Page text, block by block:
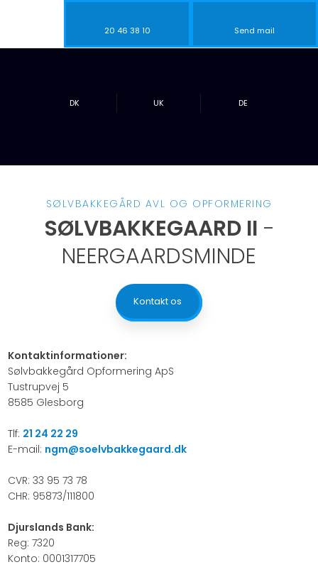
20 46 38 10​ Send mail
DK​ UK​ DE
SØLVBAKKEGÅRD AVL OG OPFORMERING
SØLVBAKKEGAARD II -
NEERGAARDSMINDE
Kontakt os
Kontaktinformationer:
​Sølvbakkegård Opformering ApS
Tustrupvej 5
8585 Glesborg
Tlf: 21 24 22 29
E-mail: ngm@soelvbakkegaard.dk
CVR: 33 95 73 78
CHR: 95873/111800
Djurslands Bank:
Reg: 7320
Konto: 0001317705​